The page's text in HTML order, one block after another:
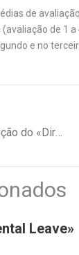
de
de 1
e no
Talent Portugal com nova edição do «Diretório de Empresas»
Leave»